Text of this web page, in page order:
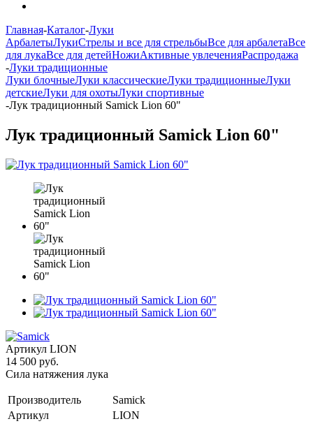
Главная-Каталог-Луки
АрбалетыЛукиСтрелы и все для стрельбыВсе для арбалетаВсе
для лукаВсе для детейНожиАктивные увлеченияРаспродажа
-Луки традиционные
Луки блочныеЛуки классическиеЛуки традиционныеЛуки
детскиеЛуки для охотыЛуки спортивные
-Лук традиционный Samick Lion 60"
Лук традиционный Samick Lion 60"
Артикул LION
14 500 руб.
Сила натяжения лука
Производитель
Samick
Артикул
LION